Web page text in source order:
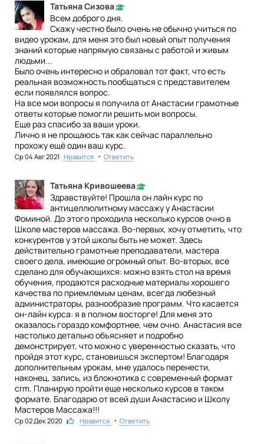
Татьяна Сизова
Всем доброго дня.
Скажу честно было очень не обычно учиться по
видео урокам, для меня это был новый опыт получения
знаний которые напрямую связаны с работой и живым
людьми...
Было очень интересно и обраловал тот факт, что есть
реальная возможность пообщаться с представителем
если появлялся вопрос.
На все мои вопросы я получила от Анастасии грамотные
ответы которые помогли решить мои вопросы.
Еще раз спасибо за ваши уроки.
Лично я не прощаюсь так как сейчас параллельно
прохожу ещё один ваш курс.
Ср 04 Авг 2021 Нравится • Ответить
Татьяна Кривошеева
Здравствуйте! Прошла он лайн курс по
антицеллюлитному массажу у Анастасии
Фоминой. До этого проходила несколько курсов очно в
Школе мастеров массажа. Во-первых, хочу отметить, что
конкурентов у этой школы быть не может. Здесь
действительно грамотные преподаватели, мастера
своего дела, имеющие огромный опыт. Во-вторых, все
сделано для обучающихся: можно взять стол на время
обучения, продаются расходные материалы хорошего
качества по приемлемым ценам, всегда любезный
администраторы, разнообразие программ. Что касается
он-лайн курса: я в полном восторге! Для меня это
оказалось гораздо комфортнее, чем очно. Анастасия все
настолько детально объясняет и подробно
демонстрирует, что можно с уверенностью сказать, что
пройдя этот курс, становишься экспертом! Благодаря
дополнительным урокам, мне удалось перенести,
наконец, запись, из блокнотика с современный формат
crm. Планирую пройти еще несколько курсов в таком
формате. Благодарю от всей души Анастасию и Школу
Мастеров Массажа!!!
Ср 02 Дек 2020 Нравится • Ответить